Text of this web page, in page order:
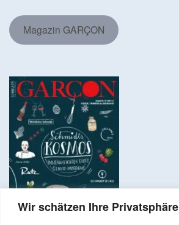
Wir schätzen Ihre Privatsphäre
Magazin GARÇON